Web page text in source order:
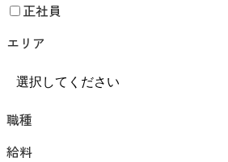
正社員
エリア
職種
給料